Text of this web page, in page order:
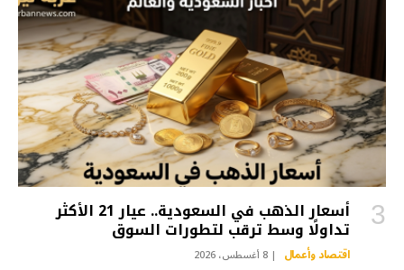
أسعار الذهب في السعودية.. عيار 21 الأكثر
تداولًا وسط ترقب لتطورات السوق
اقتصاد وأعمال 8 أغسطس، 2026